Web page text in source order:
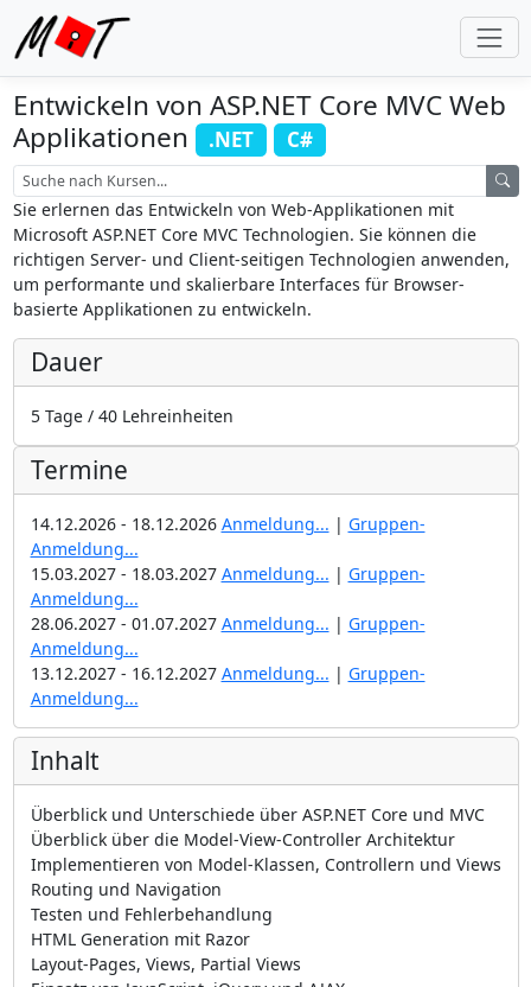
Entwickeln von ASP.NET Core MVC Web
Applikationen
.NET C#
Sie erlernen das Entwickeln von Web-Applikationen mit
Microsoft ASP.NET Core MVC Technologien. Sie können die
richtigen Server- und Client-seitigen Technologien anwenden,
um performante und skalierbare Interfaces für Browser-
basierte Applikationen zu entwickeln.
Dauer
5 Tage / 40 Lehreinheiten
Termine
14.12.2026 - 18.12.2026 Anmeldung... | Gruppen-
Anmeldung...
15.03.2027 - 18.03.2027 Anmeldung... | Gruppen-
Anmeldung...
28.06.2027 - 01.07.2027 Anmeldung... | Gruppen-
Anmeldung...
13.12.2027 - 16.12.2027 Anmeldung... | Gruppen-
Anmeldung...
Inhalt
Überblick und Unterschiede über ASP.NET Core und MVC
Überblick über die Model-View-Controller Architektur
Implementieren von Model-Klassen, Controllern und Views
Routing und Navigation
Testen und Fehlerbehandlung
HTML Generation mit Razor
Layout-Pages, Views, Partial Views